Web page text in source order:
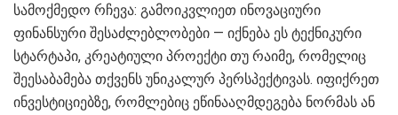
სამოქმედო რჩევა: გამოიკვლიეთ ინოვაციური
ფინანსური შესაძლებლობები — იქნება ეს ტექნიკური
სტარტაპი, კრეატიული პროექტი თუ რაიმე, რომელიც
შეესაბამება თქვენს უნიკალურ პერსპექტივას. იფიქრეთ
ინვესტიციებზე, რომლებიც ეწინააღმდეგება ნორმას ან